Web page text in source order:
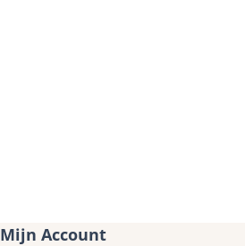
Mijn Account